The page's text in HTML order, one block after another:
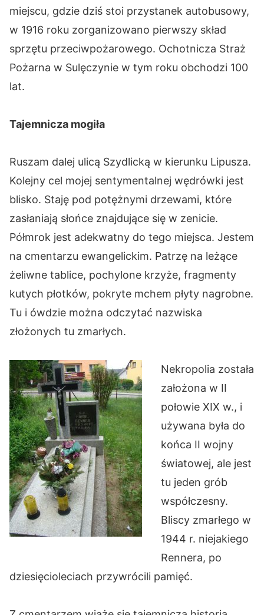
miejscu, gdzie dziś stoi przystanek autobusowy,
w 1916 roku zorganizowano pierwszy skład
sprzętu przeciwpożarowego. Ochotnicza Straż
Pożarna w Sulęczynie w tym roku obchodzi 100
lat.
Tajemnicza mogiła
Ruszam dalej ulicą Szydlicką w kierunku Lipusza.
Kolejny cel mojej sentymentalnej wędrówki jest
blisko. Staję pod potężnymi drzewami, które
zasłaniają słońce znajdujące się w zenicie.
Półmrok jest adekwatny do tego miejsca. Jestem
na cmentarzu ewangelickim. Patrzę na leżące
żeliwne tablice, pochylone krzyże, fragmenty
kutych płotków, pokryte mchem płyty nagrobne.
Tu i ówdzie można odczytać nazwiska
złożonych tu zmarłych.
Nekropolia została
założona w II
połowie XIX w., i
używana była do
końca II wojny
światowej, ale jest
tu jeden grób
współczesny.
Bliscy zmarłego w
1944 r. niejakiego
Rennera, po
dziesięcioleciach przywrócili pamięć.